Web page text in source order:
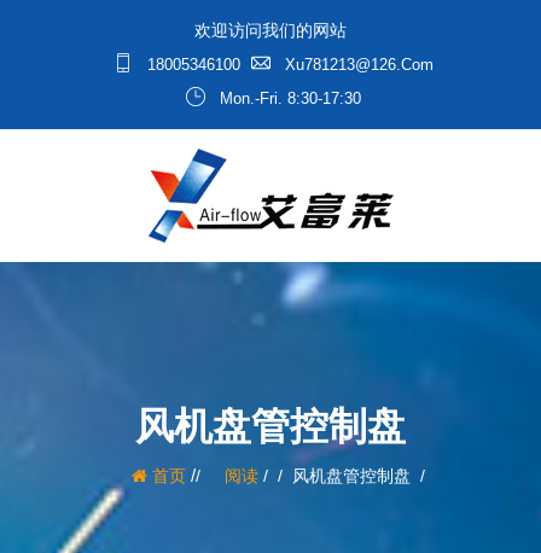
欢迎访问我们的网站
18005346100
Xu781213@126.com
Mon.-Fri. 8:30-17:30
风机盘管控制盘
首页/ 阅读/ 风机盘管控制盘